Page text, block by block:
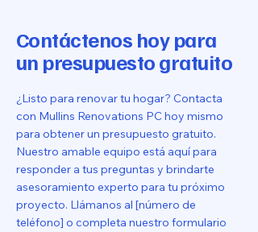
Contáctenos hoy para
un presupuesto gratuito
¿Listo para renovar tu hogar? Contacta
con Mullins Renovations PC hoy mismo
para obtener un presupuesto gratuito.
Nuestro amable equipo está aquí para
responder a tus preguntas y brindarte
asesoramiento experto para tu próximo
proyecto. Llámanos al [número de
teléfono] o completa nuestro formulario